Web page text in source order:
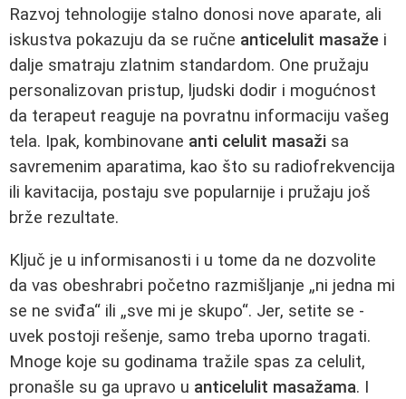
Razvoj tehnologije stalno donosi nove aparate, ali
iskustva pokazuju da se ručne anticelulit masaže i
dalje smatraju zlatnim standardom. One pružaju
personalizovan pristup, ljudski dodir i mogućnost
da terapeut reaguje na povratnu informaciju vašeg
tela. Ipak, kombinovane anti celulit masaži sa
savremenim aparatima, kao što su radiofrekvencija
ili kavitacija, postaju sve popularnije i pružaju još
brže rezultate.
Ključ je u informisanosti i u tome da ne dozvolite
da vas obeshrabri početno razmišljanje „ni jedna mi
se ne sviđa“ ili „sve mi je skupo“. Jer, setite se -
uvek postoji rešenje, samo treba uporno tragati.
Mnoge koje su godinama tražile spas za celulit,
pronašle su ga upravo u anticelulit masažama. I